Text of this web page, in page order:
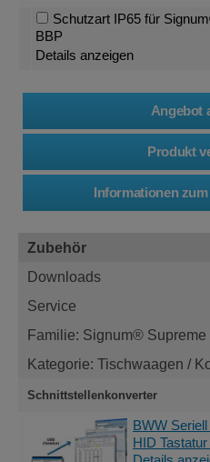
Schutzart IP65 für
BBP
Details anzeigen
Zubehör
Downloads
Service
Familie: Signum® Supreme
Kategorie: Tischwaagen /
Schnittstellenkonverter
BWW
HID